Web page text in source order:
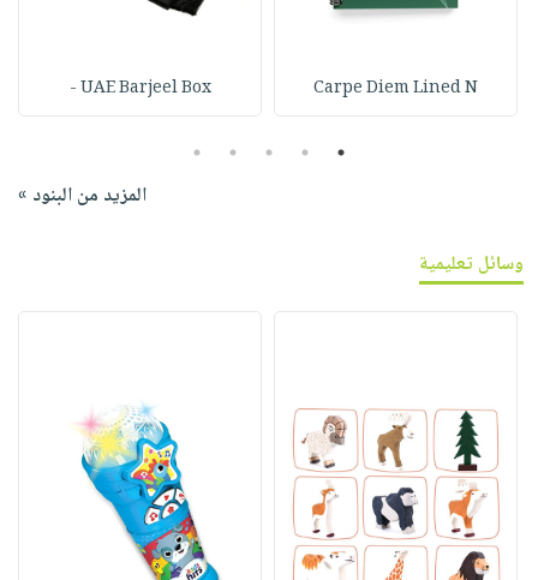
Carpe Diem Lined N
UAE Barjeel Box -
1
2
3
4
5
المزيد من البنود »
وسائل تعليمية